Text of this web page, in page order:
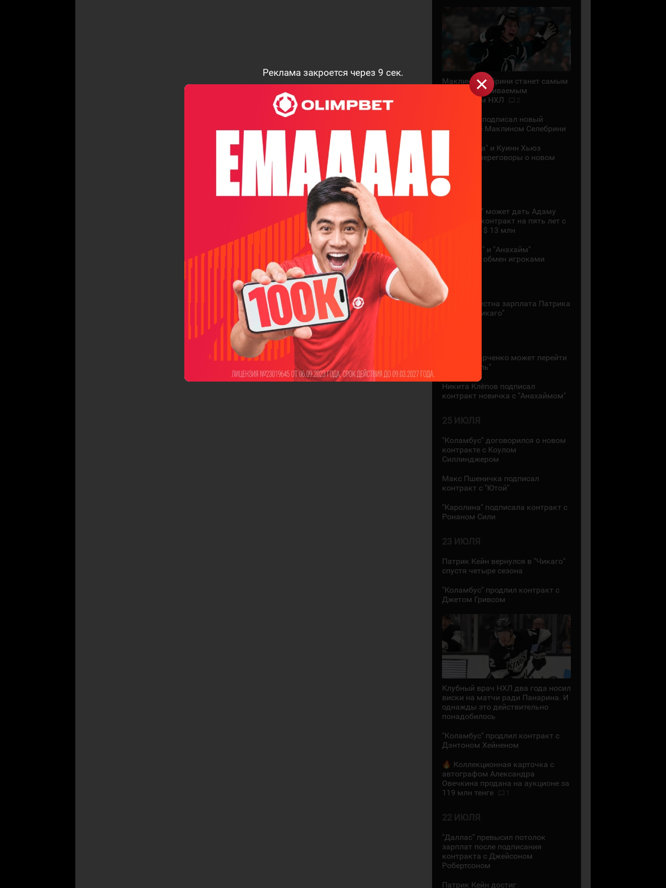
Реклама закроется через 8 сек.
Маклин Селебрини станет самым
высокооплачиваемым
хоккеистом НХЛ
"Сан-Хосе" подписал новый
контракт с Маклином Селебрини
"Миннесота" и Куинн Хьюз
проведут переговоры о новом
28 ИЮЛЯ
"Коламбус" может дать Адаму
Фантилли контракт на пять лет с
зарплатой $ 13 млн
"Монреаль" и "Анахайм"
произвели обмен игроками
27 ИЮЛЯ
Стала известна зарплата Патрика
Кейна в "Чикаго"
Кирилл Марченко может перейти
в "Монреаль"
Никита Клёпов подписал
контракт новичка с "Анахаймом"
25 ИЮЛЯ
"Коламбус" договорился о новом
контракте с Коулом
Силлинджером
Макс Пшеничка подписал
контракт с "Ютой"
"Каролина" подписала контракт с
Ронаном Сили
23 ИЮЛЯ
Патрик Кейн вернулся в "Чикаго"
спустя четыре сезона
"Коламбус" продлил контракт с
Джетом Гривсом
Клубный врач НХЛ два года носил
виски на матчи ради Панарина. И
однажды это действительно
понадобилось
"Коламбус" продлил контракт с
Дэнтоном Хейненом
Коллекционная карточка с
автографом Александра
Овечкина продана на аукционе за
119 млн тенге
22 ИЮЛЯ
"Даллас" превысил потолок
зарплат после подписания
контракта с Джейсоном
Робертсоном
Патрик Кейн достиг